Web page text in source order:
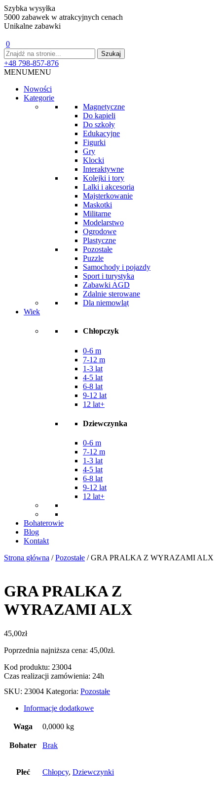
Szybka wysyłka
5000 zabawek w atrakcyjnych cenach
Unikalne zabawki
0
+48 798-857-876
MENUMENU
Nowości
Kategorie
Magnetyczne
Do kąpieli
Do szkoły
Edukacyjne
Figurki
Gry
Klocki
Interaktywne
Kolejki i tory
Lalki i akcesoria
Majsterkowanie
Maskotki
Militarne
Modelarstwo
Ogrodowe
Plastyczne
Pozostałe
Puzzle
Samochody i pojazdy
Sport i turystyka
Zabawki AGD
Zdalnie sterowane
Dla niemowląt
Wiek
Chłopczyk
0-6 m
7-12 m
1-3 lat
4-5 lat
6-8 lat
9-12 lat
12 lat+
Dziewczynka
0-6 m
7-12 m
1-3 lat
4-5 lat
6-8 lat
9-12 lat
12 lat+
Bohaterowie
Blog
Kontakt
Strona główna /Pozostałe / GRA PRALKA Z WYRAZAMI ALX
GRA PRALKA Z
WYRAZAMI ALX
45,00zł
Poprzednia najniższa cena: 45,00zł.
Kod produktu: 23004
Czas realizacji zamówienia: 24h
SKU: 23004 Kategoria: Pozostałe
Informacje dodatkowe
Waga 0,0000 kg
Bohater Brak
Płeć Chłopcy, Dziewczynki